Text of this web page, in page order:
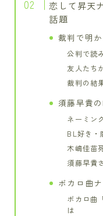
恋して昇天
話題
裁判で明
公判で読
友人たち
裁判の結
須藤早貴
ネーミン
BL好き・
木嶋佳苗
須藤早貴
ボカロ曲
ボカロ曲
は